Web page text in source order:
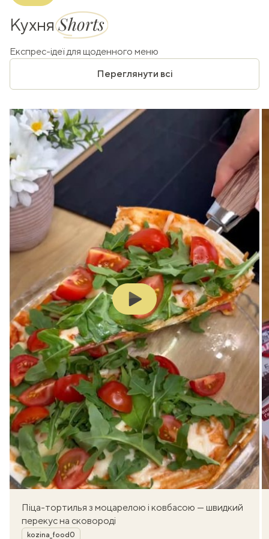
КухняShorts
Експрес-ідеї для щоденного меню
Переглянути всі
Play
Піца-тортилья з моцарелою і ковбасою — швидкий
перекус на сковороді
Автор
kozina_food0